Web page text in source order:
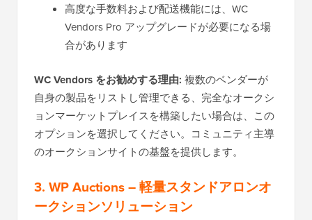
高度な手数料および配送機能には、WC
Vendors Pro アップグレードが必要になる場
合があります
WC Vendors をお勧めする理由: 複数のベンダーが
自身の製品をリストし管理できる、完全なオークシ
ョンマーケットプレイスを構築したい場合は、この
オプションを選択してください。コミュニティ主導
のオークションサイトの基盤を提供します。
3. WP Auctions– 軽量スタンドアロンオ
ークションソリューション